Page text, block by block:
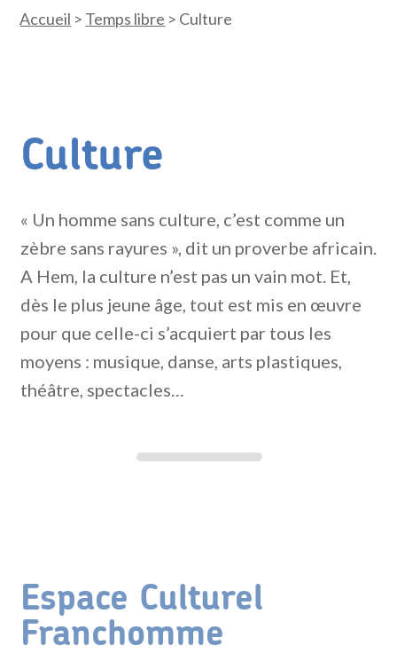
Accueil > Temps libre > Culture
Culture
« Un homme sans culture, c’est comme un
zèbre sans rayures », dit un proverbe africain.
A Hem, la culture n’est pas un vain mot. Et,
dès le plus jeune âge, tout est mis en œuvre
pour que celle-ci s’acquiert par tous les
moyens : musique, danse, arts plastiques,
théâtre, spectacles…
Espace Culturel
Franchomme